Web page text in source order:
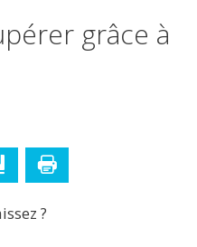
grâce à
Ajouter aux favoris
?